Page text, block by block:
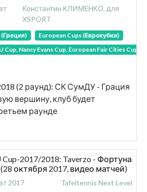
Константин КЛИМЕНКО, для
XSPORT
(Греция)
European Cups (Еврокубки)
Cup, Nancy Evans Cup, European Fair Cities Cup)
(2 раунд): СК СумДУ - Грация
вершину, клуб будет
раунде
Cup-2017/2018: Taverzo - Фортуна
октября 2017, видео матчей)
2017 Tafeltennis Next Level